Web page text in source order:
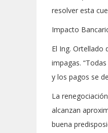
resolver esta
Impacto
El Ing. Ortellado
impagas.
y los pagos se
La
alcanzan
buena